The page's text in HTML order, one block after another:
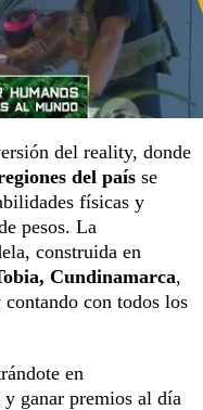
del reality, donde
del país se
físicas y
pesos. La
construida en
Cundinamarca,
con todos los
en
y ganar premios al día